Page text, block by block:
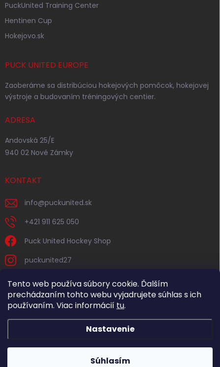
Tento web používa súbory cookie. Ďalším
prechádzaním tohto webu vyjadrujete súhlas s ich
používaním. Viac informácií tu.
Nastavenie
Súhlasím
PuckUnited Training Center
Hentinen Cup
Hokejovo.sk
PUCK UNITED EUROPE
Zaoberáme sa distribúciou hokejových pomôcok, hokejovej
výstroje a budovaním tréningových centier.
ADRESA
Andovská 25/E
940 02 Nové Zámky
KONTAKT
info@puckunited.sk
+421 911 625 050
Puck United Hockey Shop
puckunited27
Puck United . Všetky práva vyhradené.